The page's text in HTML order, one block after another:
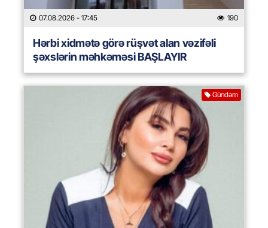
07.08.2026 - 17:45 190
Hərbi xidmətə görə rüşvət alan vəzifəli
şəxslərin məhkəməsi BAŞLAYIR
Gündəm